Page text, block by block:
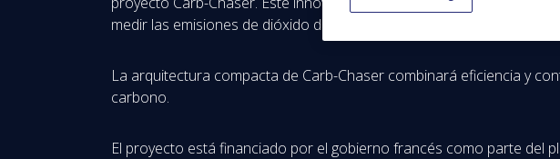
medir las emisiones de dióxido de carbono (CO₂) inducidas por el
La arquitectura compacta de Carb-Chaser combinará eficiencia y
carbono.
El proyecto está financiado por el gobierno francés como parte del